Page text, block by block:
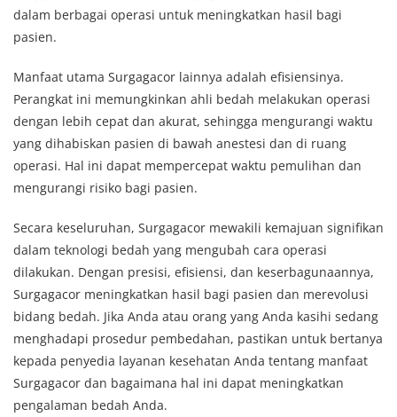
dalam berbagai operasi untuk meningkatkan hasil bagi
pasien.
Manfaat utama Surgagacor lainnya adalah efisiensinya.
Perangkat ini memungkinkan ahli bedah melakukan operasi
dengan lebih cepat dan akurat, sehingga mengurangi waktu
yang dihabiskan pasien di bawah anestesi dan di ruang
operasi. Hal ini dapat mempercepat waktu pemulihan dan
mengurangi risiko bagi pasien.
Secara keseluruhan, Surgagacor mewakili kemajuan signifikan
dalam teknologi bedah yang mengubah cara operasi
dilakukan. Dengan presisi, efisiensi, dan keserbagunaannya,
Surgagacor meningkatkan hasil bagi pasien dan merevolusi
bidang bedah. Jika Anda atau orang yang Anda kasihi sedang
menghadapi prosedur pembedahan, pastikan untuk bertanya
kepada penyedia layanan kesehatan Anda tentang manfaat
Surgagacor dan bagaimana hal ini dapat meningkatkan
pengalaman bedah Anda.